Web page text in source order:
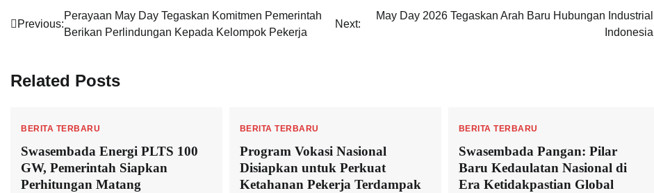
Post
Previous:
Perayaan May Day Tegaskan Komitmen Pemerintah
Berikan Perlindungan Kepada Kelompok Pekerja
Next:
May Day 2026 Tegaskan Arah Baru Hubungan Industrial
Indonesia
Related Posts
BERITA TERBARU
Swasembada Energi PLTS 100
GW, Pemerintah Siapkan
Perhitungan Matang
BERITA TERBARU
Program Vokasi Nasional
Disiapkan untuk Perkuat
Ketahanan Pekerja Terdampak
BERITA TERBARU
Swasembada Pangan: Pilar
Baru Kedaulatan Nasional di
Era Ketidakpastian Global